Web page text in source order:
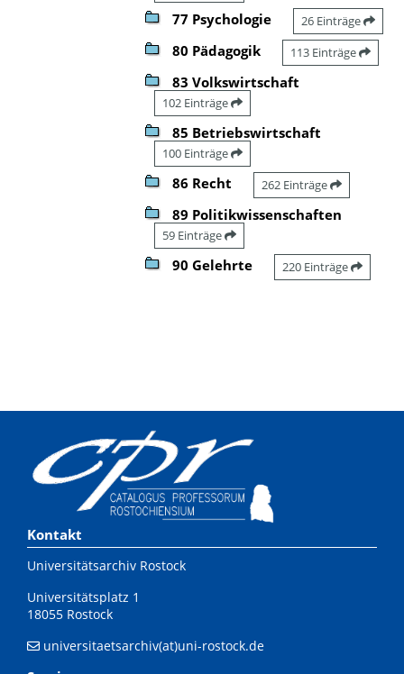
77 Psychologie 26 Einträge
80 Pädagogik 113 Einträge
83 Volkswirtschaft
102 Einträge
85 Betriebswirtschaft
100 Einträge
86 Recht 262 Einträge
89 Politikwissenschaften
59 Einträge
90 Gelehrte 220 Einträge
Kontakt
Universitätsarchiv Rostock
Universitätsplatz 1
18055 Rostock
universitaetsarchiv(at)uni-rostock.de